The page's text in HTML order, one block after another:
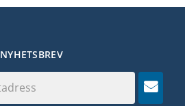
NYHETSBREV